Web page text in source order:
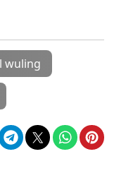
wuling